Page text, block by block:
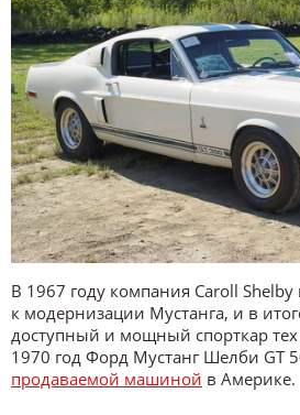
В 1967 году компания Caroll
к модернизации Мустанга, и в
доступный и мощный спорткар
1970 год Форд Мустанг Шелби GT
продаваемой машиной в Америке.